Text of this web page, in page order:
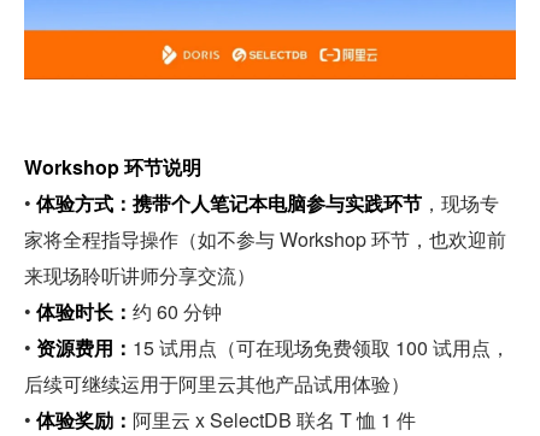
Workshop 环节说明
• 体验方式：携带个人笔记本电脑参与实践环节 ，现场专
家将全程指导操作（如不参与 Workshop 环节，也欢迎前
来现场聆听讲师分享交流）
• 体验时长： 约 60 分钟
• 资源费用： 15 试用点（可在现场免费领取 100 试用点，
后续可继续运用于阿里云其他产品试用体验）
• 体验奖励： 阿里云 x SelectDB 联名 T 恤 1 件